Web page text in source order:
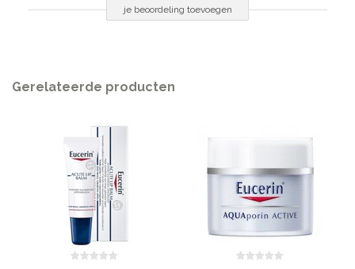
je beoordeling toevoegen
Gerelateerde producten